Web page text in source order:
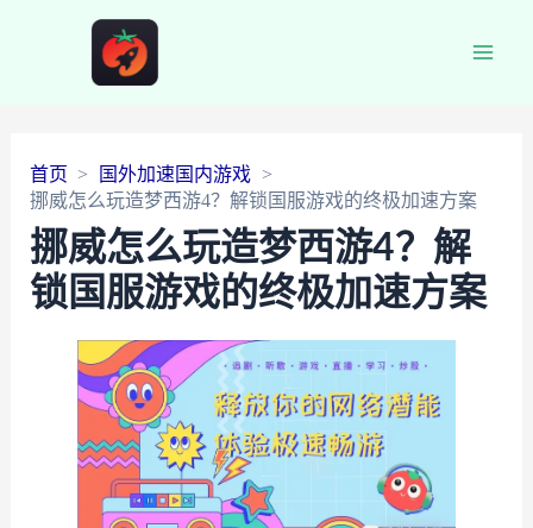
首页
国外加速国内游戏
挪威怎么玩造梦西游4？解锁国服游戏的终极加速方案
挪威怎么玩造梦西游4？解
锁国服游戏的终极加速方案